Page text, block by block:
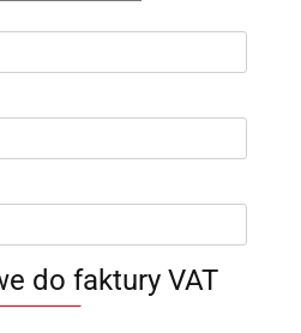
do faktury VAT